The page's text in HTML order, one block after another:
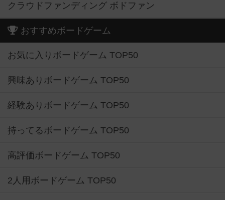
クラウドファンディング ボドファン
おすすめボードゲーム
お気に入りボードゲーム TOP50
興味ありボードゲーム TOP50
経験ありボードゲーム TOP50
持ってるボードゲーム TOP50
高評価ボードゲーム TOP50
2人用ボードゲーム TOP50